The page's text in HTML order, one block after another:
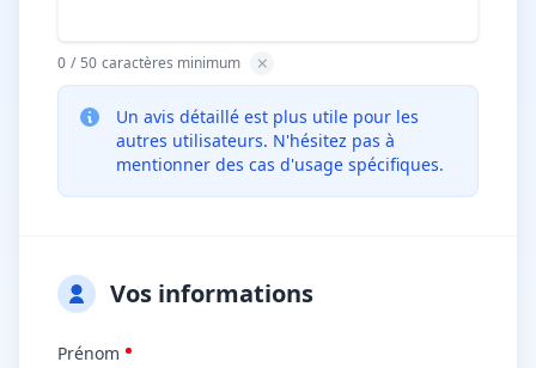
0 / 50 caractères minimum
Un avis détaillé est plus utile pour les
autres utilisateurs. N'hésitez pas à
mentionner des cas d'usage spécifiques.
Vos informations
Prénom